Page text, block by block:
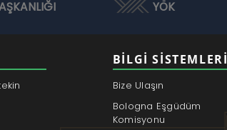
YÖK
BILGI SISTEMLERI
Bize Ulaşın
Bologna Eşgüdüm
Komisyonu